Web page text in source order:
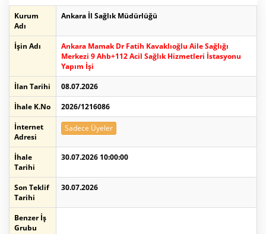
Kurum
Adı
Ankara İl Sağlık Müdürlüğü
İşin Adı
Ankara Mamak Dr Fatih Kavaklıoğlu Aile Sağlığı
Merkezi 9 Ahb+112 Acil Sağlık Hizmetleri İstasyonu
Yapım İşi
İlan Tarihi
08.07.2026
İhale K.No
2026/1216086
İnternet
Adresi
Sadece Üyeler
İhale
Tarihi
30.07.2026 10:00:00
Son Teklif
Tarihi
30.07.2026
Benzer İş
Grubu